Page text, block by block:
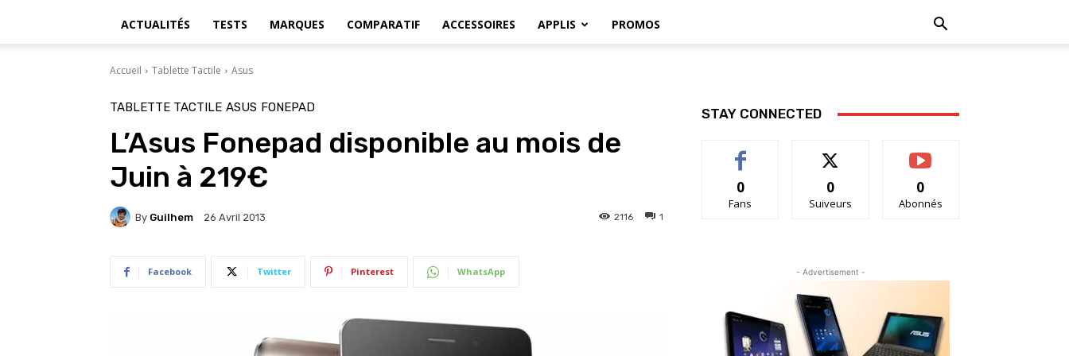
ACTUALITÉS TESTS MARQUES COMPARATIF ACCESSOIRES APPLIS PROMOS
Accueil Tablette Tactile Asus
TABLETTE TACTILE ASUS FONEPAD
L’Asus Fonepad disponible au mois de
Juin à 219€
By Guilhem 26 Avril 2013 1
2116
Facebook Twitter Pinterest WhatsApp
STAY CONNECTED
0
Fans
0
Suiveurs
0
Abonnés
- Advertisement -